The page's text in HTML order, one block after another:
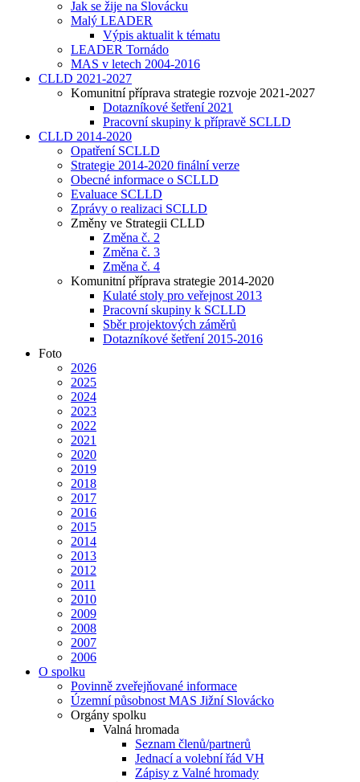
Jak se žije na Slovácku
Malý LEADER
Výpis aktualit k tématu
LEADER Tornádo
MAS v letech 2004-2016
CLLD 2021-2027
Komunitní příprava strategie rozvoje 2021-2027
Dotazníkové šetření 2021
Pracovní skupiny k přípravě SCLLD
CLLD 2014-2020
Opatření SCLLD
Strategie 2014-2020 finální verze
Obecné informace o SCLLD
Evaluace SCLLD
Zprávy o realizaci SCLLD
Změny ve Strategii CLLD
Změna č. 2
Změna č. 3
Změna č. 4
Komunitní příprava strategie 2014-2020
Kulaté stoly pro veřejnost 2013
Pracovní skupiny k SCLLD
Sběr projektových záměrů
Dotazníkové šetření 2015-2016
Foto
2026
2025
2024
2023
2022
2021
2020
2019
2018
2017
2016
2015
2014
2013
2012
2011
2010
2009
2008
2007
2006
O spolku
Povinně zveřejňované informace
Územní působnost MAS Jižní Slovácko
Orgány spolku
Valná hromada
Seznam členů/partnerů
Jednací a volební řád VH
Zápisy z Valné hromady